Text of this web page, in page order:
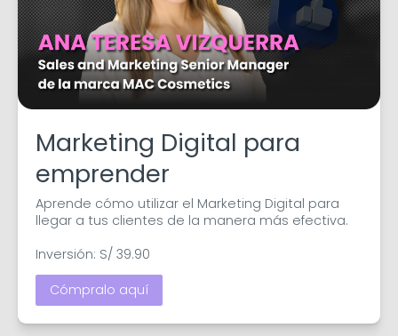
Marketing Digital para
emprender
Aprende cómo utilizar el Marketing Digital para
llegar a tus clientes de la manera más efectiva.
Inversión: S/ 39.90
Cómpralo aquí